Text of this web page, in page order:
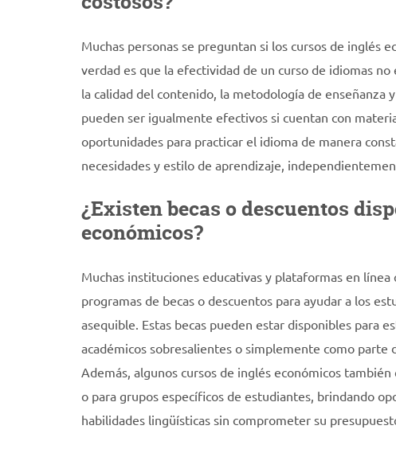
Muchas personas se preguntan si los cursos de inglés
verdad es que la efectividad de un curso de idiomas
la calidad del contenido, la metodología de enseñanza
pueden ser igualmente efectivos si cuentan con
oportunidades para practicar el idioma de manera
necesidades y estilo de aprendizaje,
¿Existen becas o descuentos
económicos?
Muchas instituciones educativas y plataformas en
programas de becas o descuentos para ayudar a los
asequible. Estas becas pueden estar disponibles para
académicos sobresalientes o simplemente como parte
Además, algunos cursos de inglés económicos
o para grupos específicos de estudiantes, brindando
habilidades lingüísticas sin comprometer su